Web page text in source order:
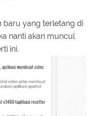
baru yang terletang di
nanti akan muncul
ini.